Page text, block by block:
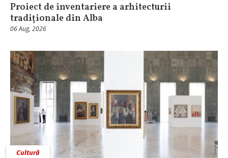
Proiect de inventariere a arhitecturii
tradiționale din Alba
06 Aug, 2026
Cultură